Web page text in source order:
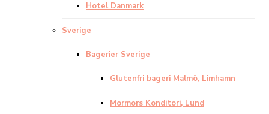
Hotel Danmark
Sverige
Bagerier Sverige
Glutenfri bageri Malmö, Limhamn
Mormors Konditori, Lund